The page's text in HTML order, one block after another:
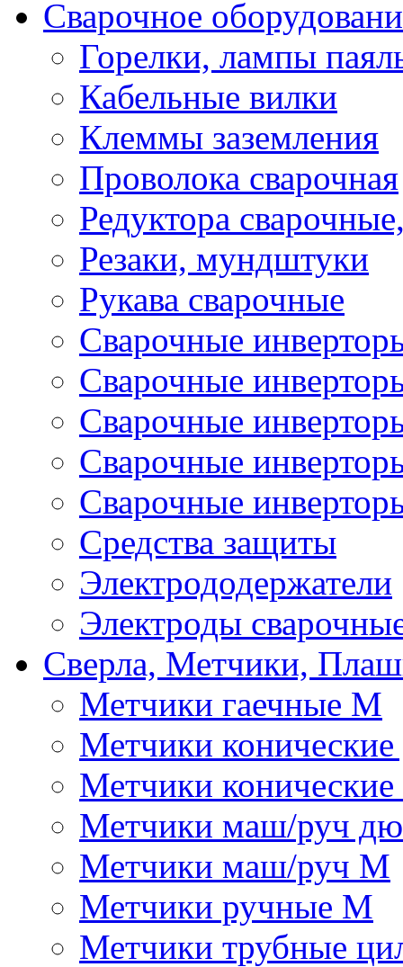
Сварочное
Горелки, лампы
Кабельные вилки
Клеммы заземления
Проволока сварочная
Редуктора
Резаки, мундштуки
Рукава сварочные
Сварочные
Сварочные
Сварочные
Сварочные
Сварочные
Средства защиты
Электрододержатели
Электроды
Сверла, Метчики,
Метчики гаечные М
Метчики
Метчики
Метчики маш/руч
Метчики маш/руч М
Метчики ручные М
Метчики трубные